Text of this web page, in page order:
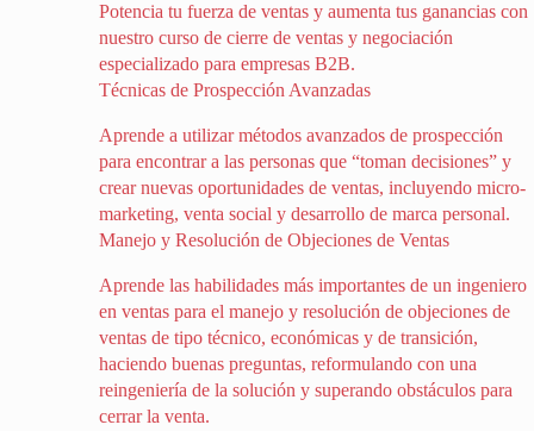
Potencia tu fuerza de ventas y aumenta tus ganancias con
nuestro curso de cierre de ventas y negociación
especializado para empresas B2B.
Técnicas de Prospección Avanzadas
Aprende a utilizar métodos avanzados de prospección
para encontrar a las personas que “toman decisiones” y
crear nuevas oportunidades de ventas, incluyendo micro-
marketing, venta social y desarrollo de marca personal.
Manejo y Resolución de Objeciones de Ventas
Aprende las habilidades más importantes de un ingeniero
en ventas para el manejo y resolución de objeciones de
ventas de tipo técnico, económicas y de transición,
haciendo buenas preguntas, reformulando con una
reingeniería de la solución y superando obstáculos para
cerrar la venta.